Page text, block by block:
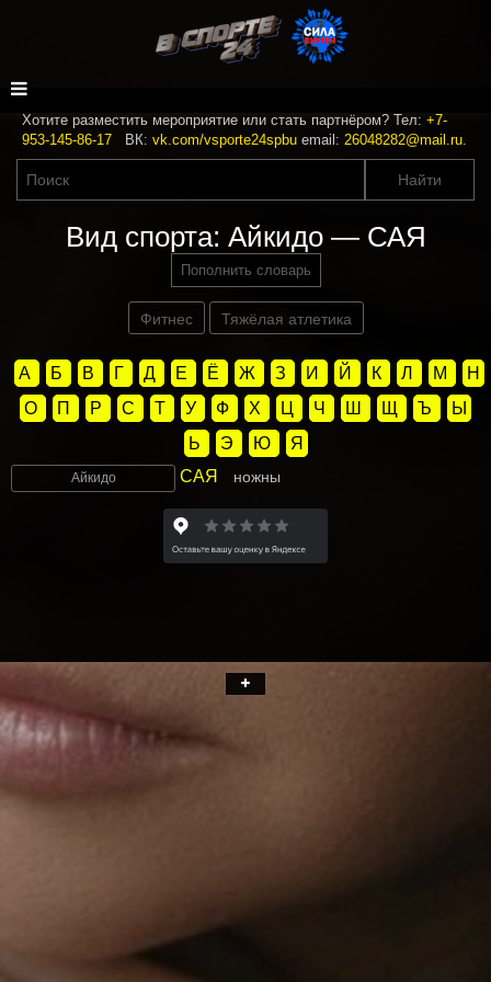
Хотите разместить мероприятие или стать партнёром? Тел: +7-
953-145-86-17 ВК: vk.com/vsporte24spbu email: 26048282@mail.ru.
Вид спорта: Айкидо — САЯ
Пополнить словарь
Фитнес Тяжёлая атлетика
А Б В Г Д Е Ё Ж З И Й К Л М
Н
О
П Р С Т У Ф Х Ц Ч Ш Щ Ъ
Ы
Ь
Э Ю Я
Айкидо САЯ ножны